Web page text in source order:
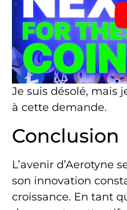
Je suis désolé, mais
à cette demande.
Conclusion
L’avenir d’Aerotyne
son innovation
croissance. En tant